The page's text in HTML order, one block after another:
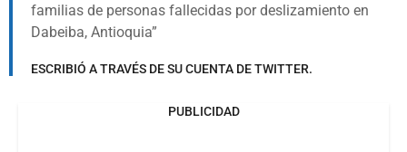
familias de personas fallecidas por deslizamiento en
Dabeiba, Antioquia
ESCRIBIÓ A TRAVÉS DE SU CUENTA DE TWITTER.
PUBLICIDAD